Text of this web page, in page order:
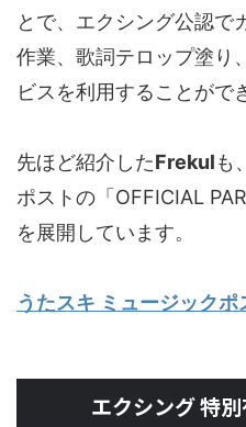
とで、エクシング公認で
作業、歌詞テロップ塗り
ビスを利用することがで
先ほど紹介したFrekulも
ポストの「OFFICIAL
を展開しています。
うたスキ ミュージックポ
エクシング 特